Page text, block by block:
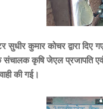
कुमार कोचर द्वारा
कृषि जेएल प्रजापति एवं
की गई।